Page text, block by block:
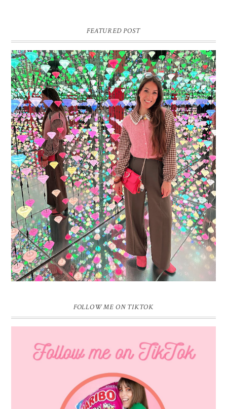
FEATURED POST
16 JAAR SPRINKLES ON A CUPCAKE
Vandaag is het weer zo’n moment waarop ik even bewust op de
pauzeknop duw, want Sprinkles on a Cupcake bestaat 16 jaar. Zestien.
Dat blijft ...
FOLLOW ME ON TIKTOK